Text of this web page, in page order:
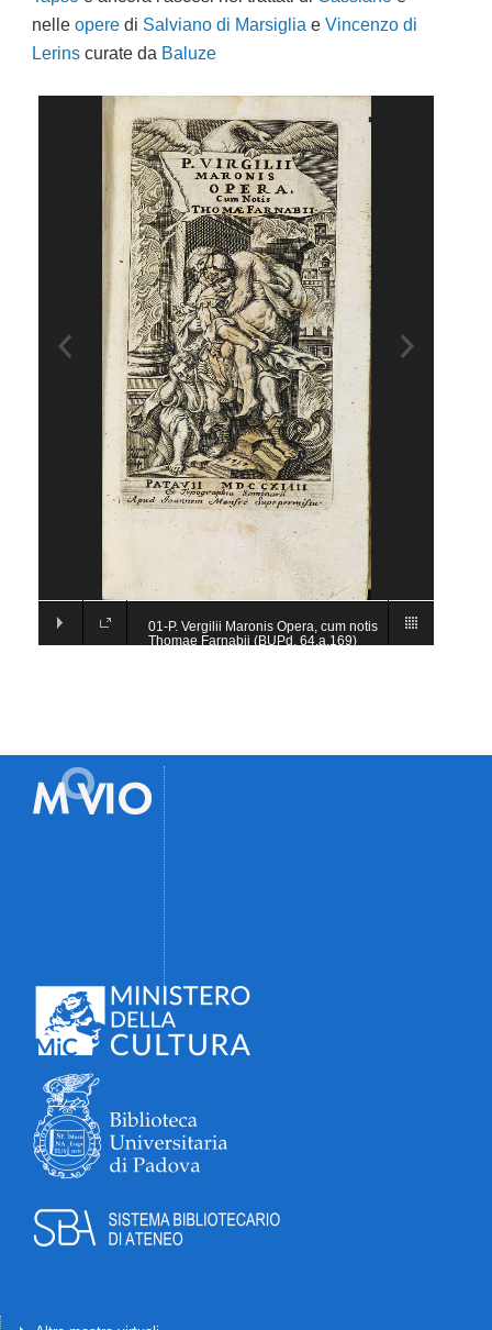
nelle opere di Salviano di Marsiglia e Vincenzo di
Lerins curate da Baluze
01-P. Vergilii Maronis Opera, cum notis
Thomae Farnabii (BUPd, 64.a.169)